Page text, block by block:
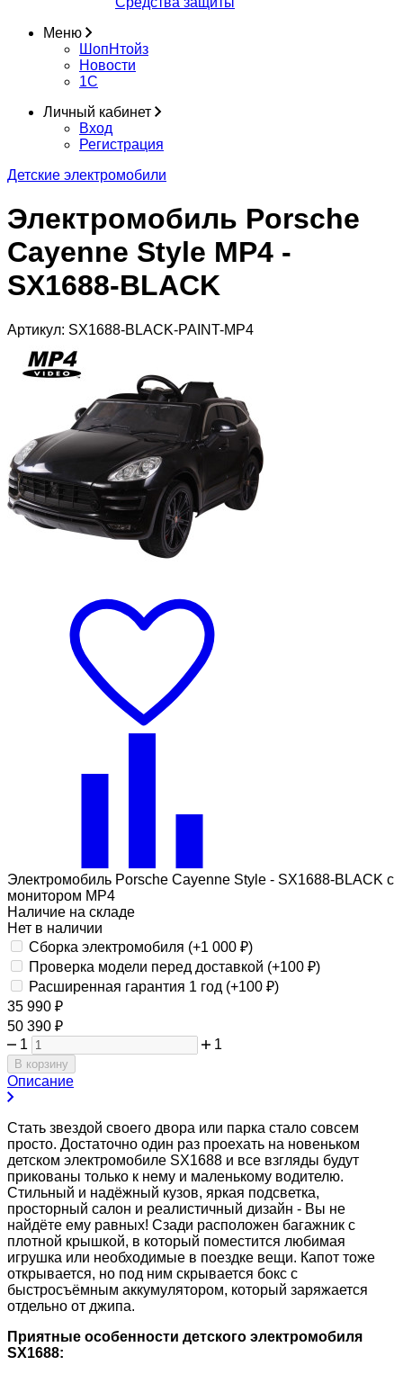
Меню
ШопНтойз
Новости
1C
Личный кабинет
Вход
Регистрация
Детские электромобили
Электромобиль Porsche
Cayenne Style MP4 -
SX1688-BLACK
Артикул: SX1688-BLACK-PAINT-MP4
Электромобиль Porsche Cayenne Style - SX1688-BLACK с
монитором MP4
Наличие на складе
Нет в наличии
Сборка электромобиля (+1 000 ₽)
Проверка модели перед доставкой (+100 ₽)
Расширенная гарантия 1 год (+100 ₽)
35 990 ₽
50 390 ₽
1
1
В корзину
Описание
Стать звездой своего двора или парка стало совсем
просто. Достаточно один раз проехать на новеньком
детском электромобиле SX1688 и все взгляды будут
прикованы только к нему и маленькому водителю.
Стильный и надёжный кузов, яркая подсветка,
просторный салон и реалистичный дизайн - Вы не
найдёте ему равных! Сзади расположен багажник с
плотной крышкой, в который поместится любимая
игрушка или необходимые в поездке вещи. Капот тоже
открывается, но под ним скрывается бокс с
быстросъёмным аккумулятором, который заряжается
отдельно от джипа.
Приятные особенности детского электромобиля
SX1688: